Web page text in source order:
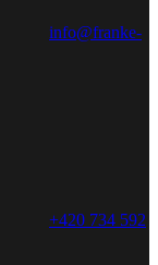
info@franke-
+420 734 592